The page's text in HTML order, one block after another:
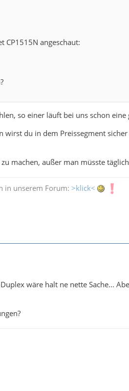
CP1515N angeschaut:
so einer läuft bei uns schon
wirst du in dem Preissegment
machen, außer man müsste
in unserem Forum: >klick<
wäre halt ne nette Sache...